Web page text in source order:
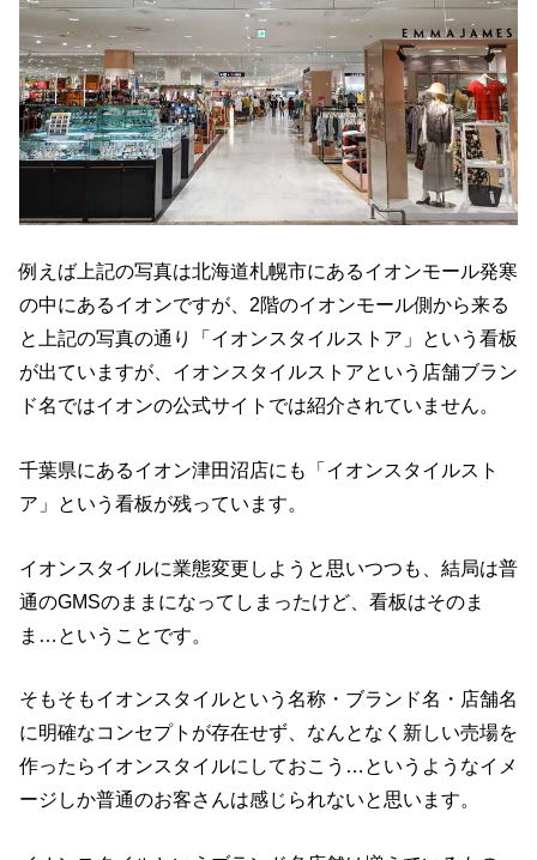
例えば上記の写真は北海道札幌市にあるイオンモール発寒
の中にあるイオンですが、2階のイオンモール側から来る
と上記の写真の通り「イオンスタイルストア」という看板
が出ていますが、イオンスタイルストアという店舗ブラン
ド名ではイオンの公式サイトでは紹介されていません。
千葉県にあるイオン津田沼店にも「イオンスタイルスト
ア」という看板が残っています。
イオンスタイルに業態変更しようと思いつつも、結局は普
通のGMSのままになってしまったけど、看板はそのま
ま…ということです。
そもそもイオンスタイルという名称・ブランド名・店舗名
に明確なコンセプトが存在せず、なんとなく新しい売場を
作ったらイオンスタイルにしておこう…というようなイメ
ージしか普通のお客さんは感じられないと思います。